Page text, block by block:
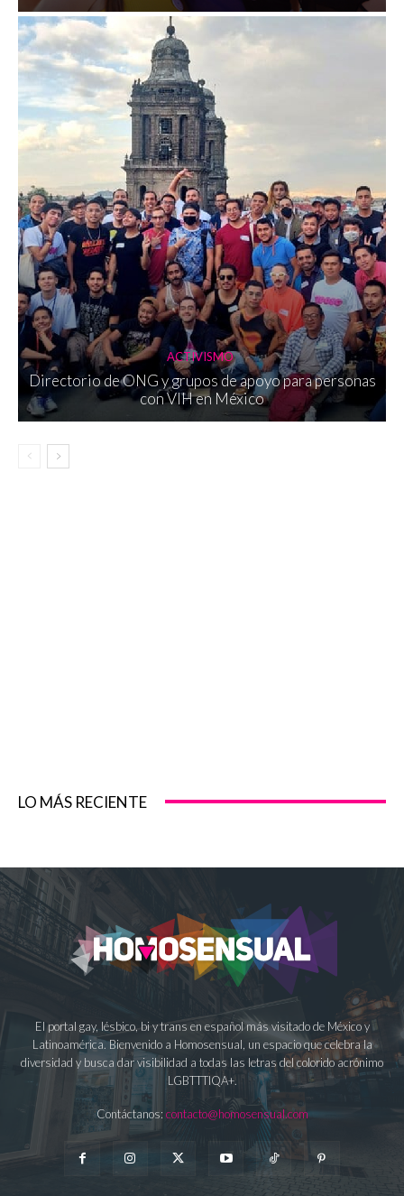
ACTIVISMO
Directorio de ONG y grupos de apoyo para personas
con VIH en México
LO MÁS RECIENTE
El portal gay, lésbico, bi y trans en español más visitado de México y
Latinoamérica. Bienvenido a Homosensual, un espacio que celebra la
diversidad y busca dar visibilidad a todas las letras del colorido acrónimo
LGBTTTIQA+.
Contáctanos: contacto@homosensual.com